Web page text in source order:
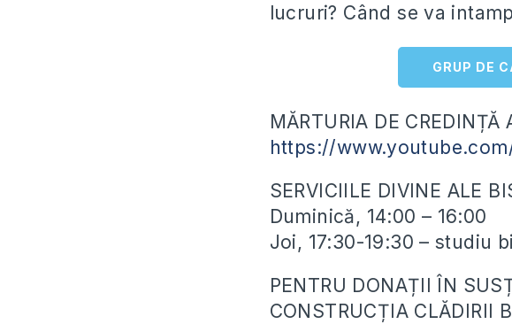
lucruri? Când se va
GRUP DE
MĂRTURIA DE CREDINȚĂ
https://
SERVICIILE DIVINE ALE
Duminică, 14:00 – 16:00
Joi, 17:30-19:30 – studiu
PENTRU DONAȚII ÎN
CONSTRUCȚIA CLĂDIRII